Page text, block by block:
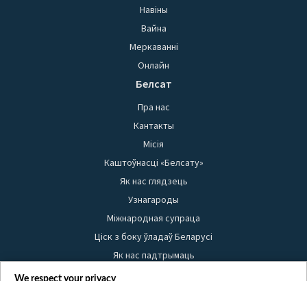
Навіны
Вайна
Меркаванні
Онлайн
Белсат
Пра нас
Кантакты
Місія
Каштоўнасці «Белсату»
Як нас глядзець
Узнагароды
Міжнародная супраца
Ціск з боку ўладаў Беларусі
Як нас падтрымаць
Правілы выкарыстання матэрыялаў
We respect your privacy